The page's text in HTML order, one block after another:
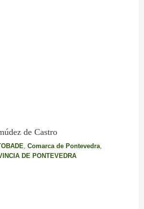
de Castro
, Comarca de Pontevedra,
DE PONTEVEDRA